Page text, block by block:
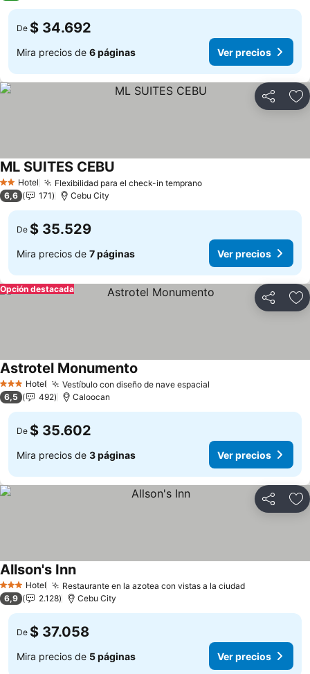
De $ 34.692
Mira precios de 6 páginas Ver precios
Compartir
2 Estrellas
Hotel Flexibilidad para el check-in temprano
ML SUITES CEBU
6,6 171 Cebu City
De $ 35.529
Mira precios de 7 páginas Ver precios
Compartir
Opción destacada
3 Estrellas
Hotel Vestíbulo con diseño de nave espacial
Astrotel Monumento
6,5 492 Caloocan
De $ 35.602
Mira precios de 3 páginas Ver precios
Compartir
3 Estrellas
Hotel Restaurante en la azotea con vistas a la ciudad
Allson's Inn
6,9 2.128 Cebu City
De $ 37.058
Mira precios de 5 páginas Ver precios